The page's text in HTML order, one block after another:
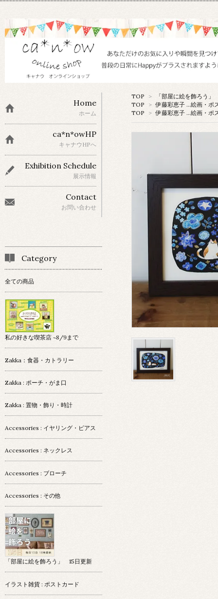
TOP >
「部屋に絵を飾ろう
TOP
> 伊藤彩恵子 …絵画・ポ
TOP
> 伊藤彩恵子 …絵画・ポ
Home
ホーム
ca*n*owHP
キャナウHPへ
Exhibition Schedule
展示情報
Contact
お問い合わせ
Category
全ての商品
私の好きな喫茶店 ~8/9まで
Zakka：食器・カトラリー
Zakka : ポーチ・がま口
Zakka : 置物・飾り・時計
Accessories : イヤリング・ピアス
Accessories : ネックレス
Accessories : ブローチ
Accessories : その他
「部屋に絵を飾ろう」 15日更新
イラスト雑貨 : ポストカード